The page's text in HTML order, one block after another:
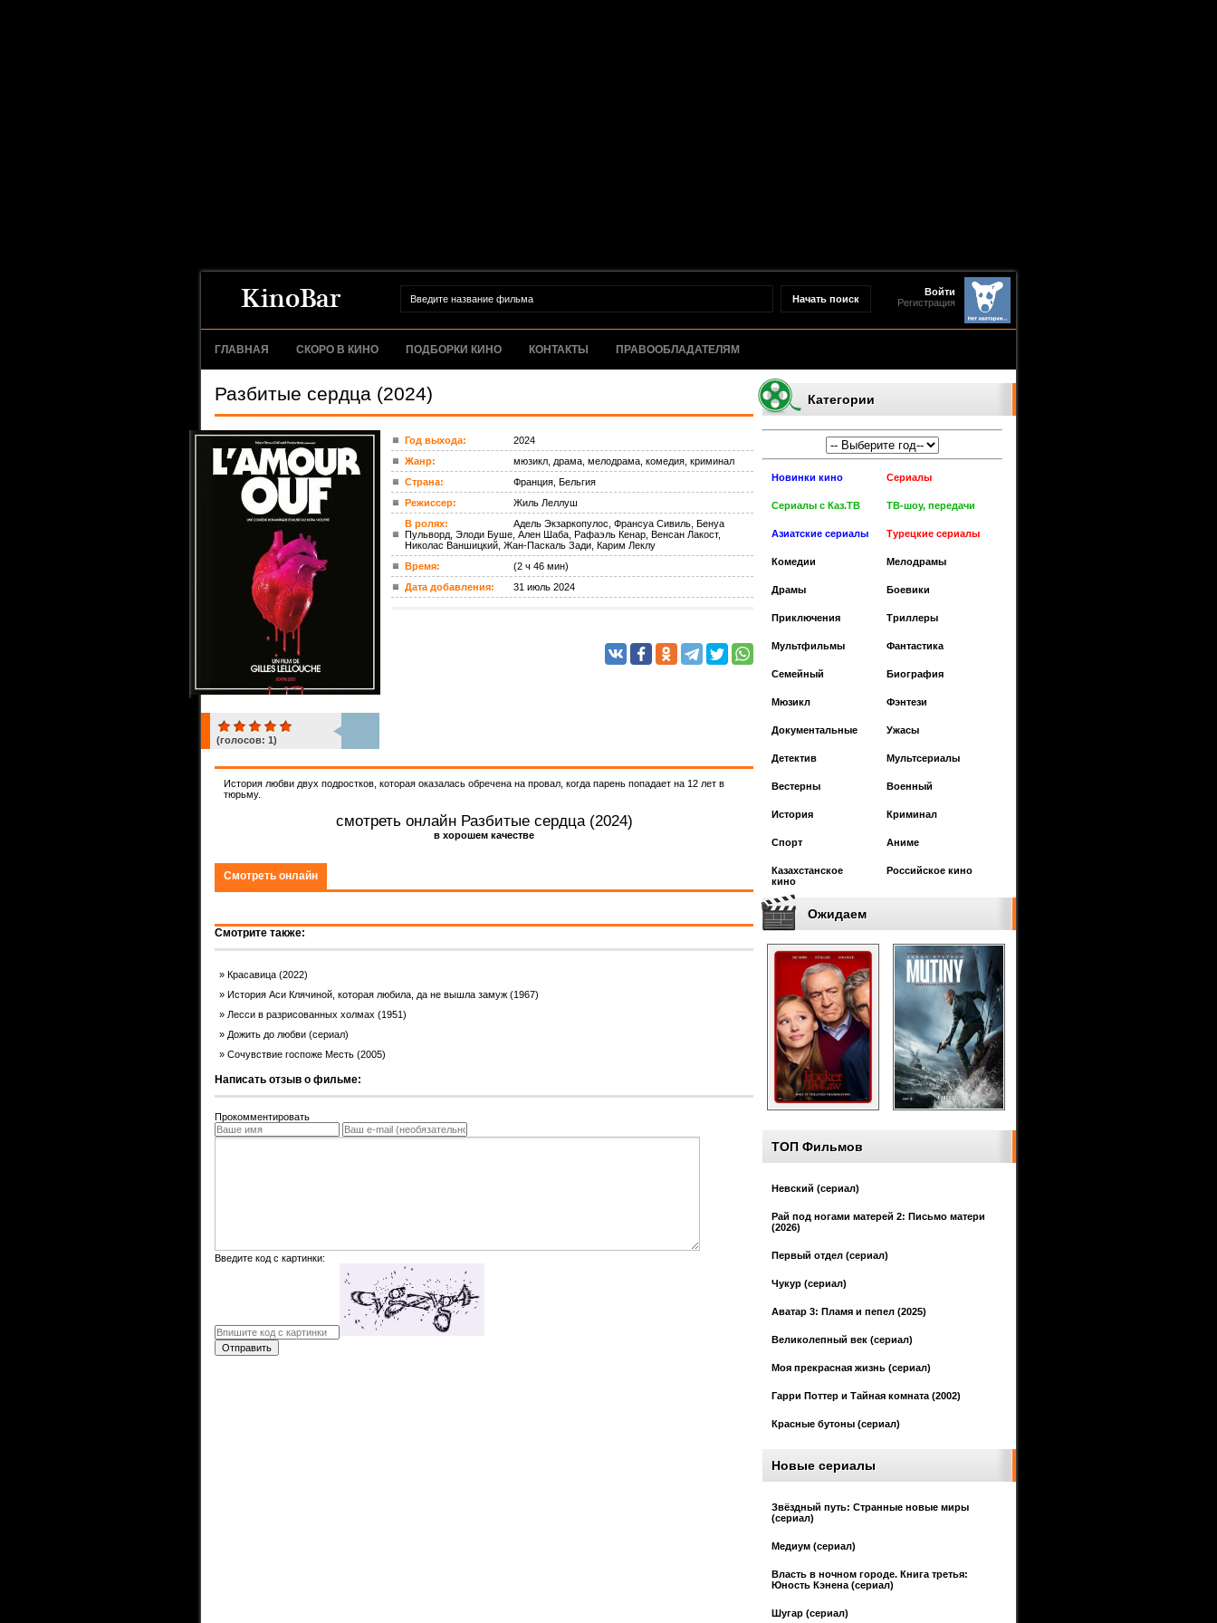
Войти
Регистрация
ГЛАВНАЯ СКОРО В КИНО ПОДБОРКИ КИНО КОНТАКТЫ ПРАВООБЛАДАТЕЛЯМ
Разбитые сердца (2024)
(голосов: 1)
Год выхода:
2024
Жанр:
мюзикл, драма, мелодрама, комедия, криминал
Страна:
Франция, Бельгия
Режиссер:
Жиль Леллуш
В ролях:
Адель Экзаркопулос, Франсуа Сивиль, Бенуа
Пульворд, Элоди Буше, Ален Шаба, Рафаэль Кенар, Венсан Лакост,
Николас Ваншицкий, Жан-Паскаль Зади, Карим Леклу
Время:
(2 ч 46 мин)
Дата добавления:
31 июль 2024
История любви двух подростков, которая оказалась обречена на провал, когда парень попадает на 12 лет в
тюрьму.
смотреть онлайн Разбитые сердца (2024)
в хорошем качестве
Смотреть онлайн
Смотрите также:
Красавица (2022)
История Аси Клячиной, которая любила, да не вышла замуж (1967)
Лесси в разрисованных холмах (1951)
Дожить до любви (сериал)
Сочувствие госпоже Месть (2005)
Написать отзыв о фильме:
Прокомментировать
Введите код с картинки:
Отправить
Категории
Новинки кино Сериалы
Сериалы с Каз.ТВ ТВ-шоу, передачи
Азиатские сериалы Турецкие сериалы
Комедии Мелодрамы
Драмы Боевики
Приключения Триллеры
Мультфильмы Фантастика
Cемейный Биография
Мюзикл Фэнтези
Документальные Ужасы
Детектив Мультсериалы
Вестерны Военный
История Криминал
Спорт Аниме
Казахстанское
кино
Российское кино
Ожидаем
ТОП Фильмов
Невский (сериал)
Рай под ногами матерей 2: Письмо матери
(2026)
Первый отдел (сериал)
Чукур (сериал)
Аватар 3: Пламя и пепел (2025)
Великолепный век (сериал)
Моя прекрасная жизнь (сериал)
Гарри Поттер и Тайная комната (2002)
Красные бутоны (сериал)
Новые сериалы
Звёздный путь: Странные новые миры
(сериал)
Медиум (сериал)
Власть в ночном городе. Книга третья:
Юность Кэнена (сериал)
Шугар (сериал)